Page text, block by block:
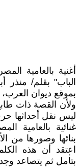
أغنية بالعامية
الباب" بقلم/ منذر
بموقع ديوان العرب، الأحد ٢٤ أيار
ولأن القصة ذات
ليس نقل أحداثها
غنائية بالعامية
بنائها وصورها من
اعتقد أن هذه
بتأمل ثم يتصاعد